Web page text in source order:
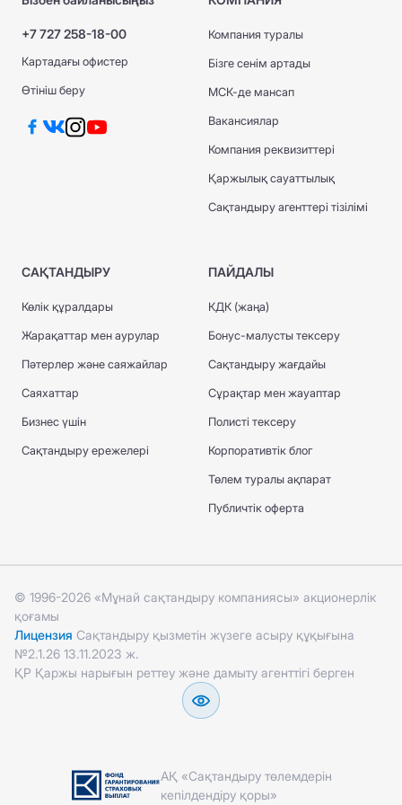
Банк аударымдары
Төлемді бөліп төлеу
Барлық төлемдер нақты уақыт режимінде
Жеке кабинеттің мүмкіндіктері:
Қолданыстағы полистерді қарау
Сақтандыру жарналарын төлеу
Төлемдер мәртебесін қадағалау
Анықтамалар мен құжаттарды алу
+7 727 258-18-00
Картадағы офистер
Өтініш беру
Компания туралы
Бізге сенім артады
МСК-де мансап
Вакансиялар
Компания реквизиттері
Қаржылық сауаттылық
Сақтандыру агенттері тізілімі
САҚТАНДЫРУ
Көлік құралдары
Жарақаттар мен аурулар
Пәтерлер және саяжайлар
Саяхаттар
Бизнес үшін
Сақтандыру ережелері
ПАЙДАЛЫ
КДК (жаңа)
Бонус-малусты тексеру
Сақтандыру жағдайы
Сұрақтар мен жауаптар
Полисті тексеру
Корпоративтік блог
Төлем туралы ақпарат
Публичтік оферта
© 1996-2026 «Мұнай сақтандыру компаниясы» акционерлік
қоғамы
Лицензия Сақтандыру қызметін жүзеге асыру құқығына
№2.1.26 13.11.2023 ж.
ҚР Қаржы нарығын реттеу және дамыту агенттігі берген
АҚ «Сақтандыру төлемдерін
кепілдендіру қоры»